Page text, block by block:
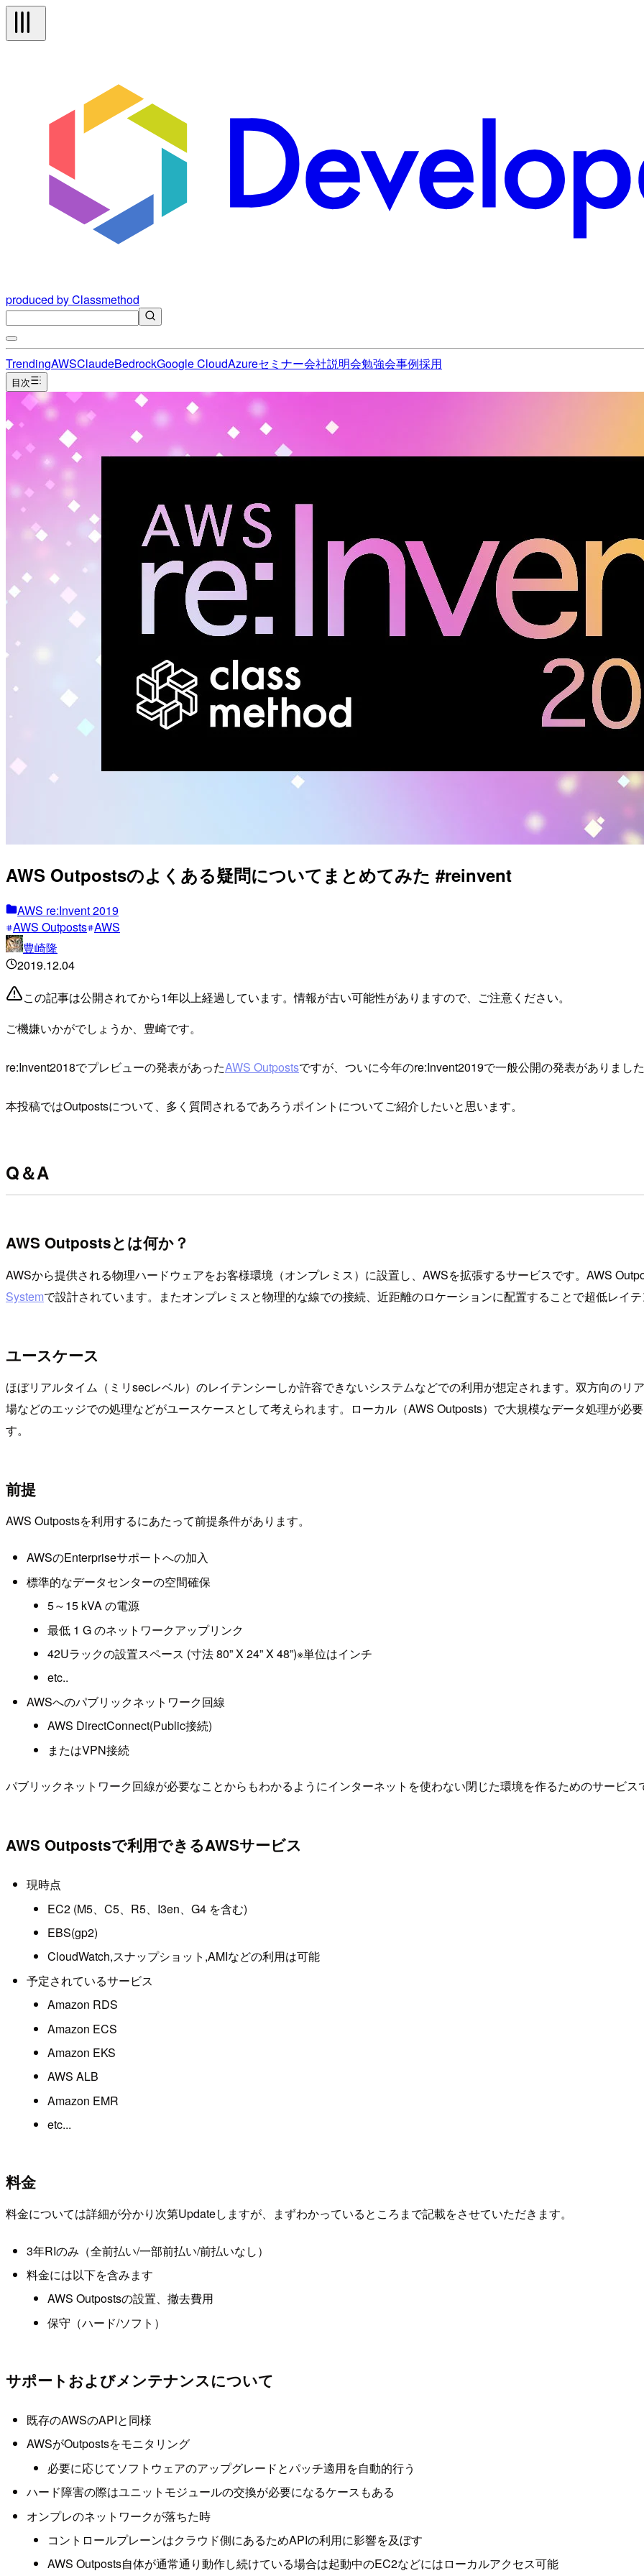
produced by Classmethod
TrendingAWSClaudeBedrockGoogle CloudAzureセミナー会社説明会勉強会事例採用
目次
AWS Outpostsのよくある疑問についてまとめてみた #reinvent
AWS re:Invent 2019
AWS Outposts AWS
豊崎隆
2019.12.04
この記事は公開されてから1年以上経過しています。情報が古い可能性がありますので、ご注意ください。
ご機嫌いかがでしょうか、豊崎です。
re:Invent2018でプレビューの発表があったAWS Outpostsですが、ついに今年のre:Invent2019で一般公開の発表がありました
本投稿ではOutpostsについて、多く質問されるであろうポイントについてご紹介したいと思います。
Q＆A
AWS Outpostsとは何か？
AWSから提供される物理ハードウェアをお客様環境（オンプレミス）に設置し、AWSを拡張するサービスです。AWS
Systemで設計されています。またオンプレミスと物理的な線での接続、近距離のロケーションに配置することで超低レイテ
ユースケース
ほぼリアルタイム（ミリsecレベル）のレイテンシーしか許容できないシステムなどでの利用が想定されます。双方向の
場などのエッジでの処理などがユースケースとして考えられます。ローカル（AWS Outposts）で大規模なデータ処理が必
す。
前提
AWS Outpostsを利用するにあたって前提条件があります。
AWSのEnterpriseサポートへの加入
標準的なデータセンターの空間確保
5～15 kVA の電源
最低 1 G のネットワークアップリンク
42Uラックの設置スペース (寸法 80” X 24” X 48”)※単位はインチ
etc..
AWSへのパブリックネットワーク回線
AWS DirectConnect(Public接続)
またはVPN接続
パブリックネットワーク回線が必要なことからもわかるようにインターネットを使わない閉じた環境を作るためのサービス
AWS Outpostsで利用できるAWSサービス
現時点
EC2 (M5、C5、R5、I3en、G4 を含む)
EBS(gp2)
CloudWatch,スナップショット,AMIなどの利用は可能
予定されているサービス
Amazon RDS
Amazon ECS
Amazon EKS
AWS ALB
Amazon EMR
etc...
料金
料金については詳細が分かり次第Updateしますが、まずわかっているところまで記載をさせていただきます。
3年RIのみ（全前払い/一部前払い/前払いなし）
料金には以下を含みます
AWS Outpostsの設置、撤去費用
保守（ハード/ソフト）
サポートおよびメンテナンスについて
既存のAWSのAPIと同様
AWSがOutpostsをモニタリング
必要に応じてソフトウェアのアップグレードとパッチ適用を自動的行う
ハード障害の際はユニットモジュールの交換が必要になるケースもある
オンプレのネットワークが落ちた時
コントロールプレーンはクラウド側にあるためAPIの利用に影響を及ぼす
AWS Outposts自体が通常通り動作し続けている場合は起動中のEC2などにはローカルアクセス可能